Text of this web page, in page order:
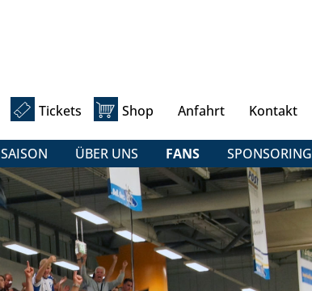
Kontakt
Anfahrt
Shop
Tickets
SAISON ÜBER UNS FANS SPONSORING